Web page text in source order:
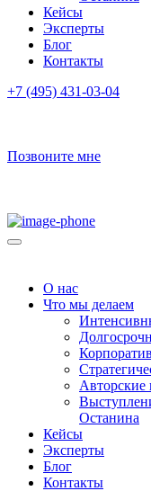
Кейсы
Эксперты
Блог
Контакты
+7 (495) 431-03-04
Позвоните мне
О нас
Что мы делаем
Авторские
Останина
Кейсы
Эксперты
Блог
Контакты